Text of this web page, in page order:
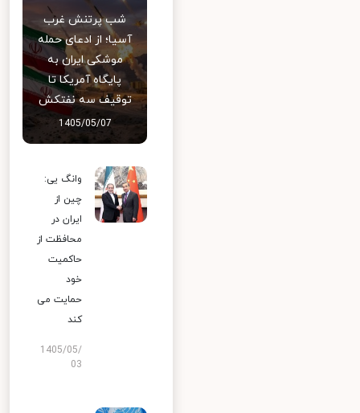
شب پرتنش غرب
آسیا؛ از ادعای حمله
موشکی ایران به
پایگاه آمریکا تا
توقیف سه نفتکش
1405/05/07
وانگ یی:
چین از
ایران در
محافظت از
حاکمیت
خود
حمایت می
کند
1405/05/
03